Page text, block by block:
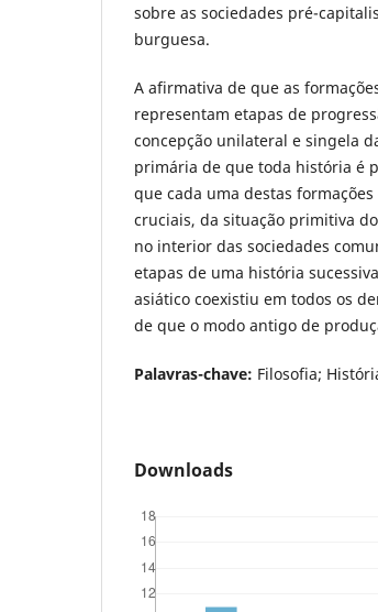
sobre as sociedades pré-
burguesa.
A afirmativa de que as
representam etapas de
concepção unilateral e singela
primária de que toda história é
que cada uma destas
cruciais, da situação primitiva
no interior das sociedades
etapas de uma história
asiático coexistiu em todos os
de que o modo antigo de
Palavras-chave: Filosofia;
Downloads